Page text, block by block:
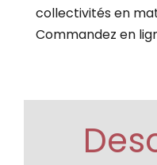
collectivités en
Commandez en